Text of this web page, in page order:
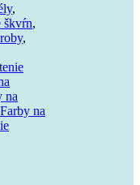
,
škvŕn,
,
na
Farby na